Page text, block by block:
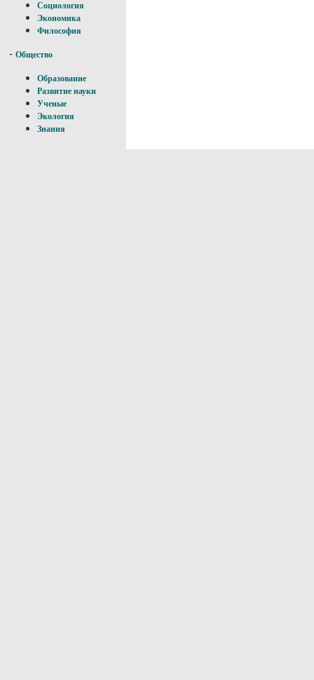
Социология
Экономика
Философия
- Общество
Образование
Развитие науки
Ученые
Экология
Знания